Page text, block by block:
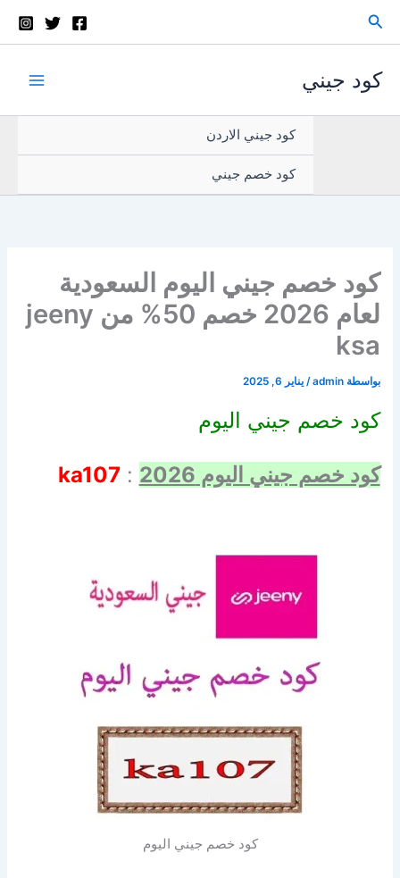
إلى
البحث
كود جيني
كود جيني الاردن
كود خصم جيني
كود خصم جيني اليوم السعودية
لعام 2026 خصم 50% من jeeny
ksa
بواسطة admin
/يناير 6, 2025
كود خصم جيني اليوم
كود خصم جيني اليوم 2026 :
ka107
كود خصم جيني اليوم